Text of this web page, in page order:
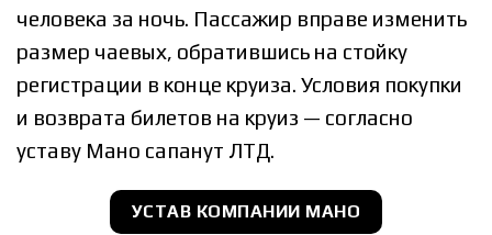
человека за ночь. Пассажир вправе изменить
размер чаевых, обратившись на стойку
регистрации в конце круиза. Условия покупки
и возврата билетов на круиз — согласно
уставу Мано сапанyт ЛТД.
УСТАВ КОМПАНИИ МАНО